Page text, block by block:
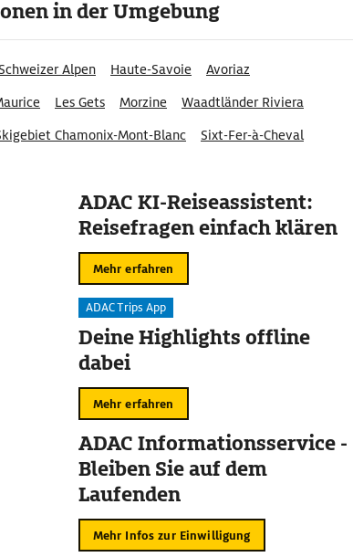
in der Umgebung
Alpen Haute-Savoie
Avoriaz
Les Gets Morzine
Waadtländer Riviera
Chamonix-Mont-Blanc
Sixt-Fer-à-Cheval
ADAC KI-Reiseassistent:
Reisefragen einfach klären
Mehr erfahren
ADAC Trips App
Deine Highlights offline
dabei
Mehr erfahren
ADAC Informationsservice -
Bleiben Sie auf dem
Laufenden
Mehr Infos zur Einwilligung